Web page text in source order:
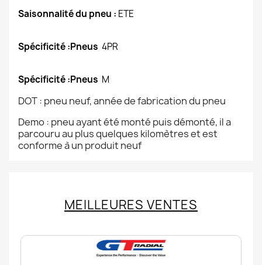
Saisonnalité du pneu : ETE
Spécificité :Pneus 4PR
Spécificité :Pneus M
DOT : pneu neuf, année de fabrication du pneu
Demo : pneu ayant été monté puis démonté, il a
parcouru au plus quelques kilomètres et est
conforme à un produit neuf
MEILLEURES VENTES